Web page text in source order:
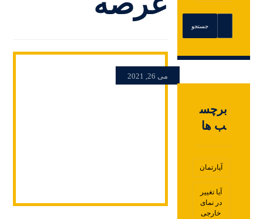
می 26, 2021
برچس
ب ها
آپارتمان
آیا تغییر
در نمای
خارجی